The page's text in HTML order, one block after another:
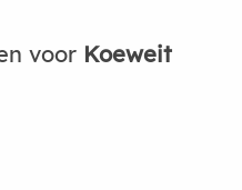
voor Koeweit